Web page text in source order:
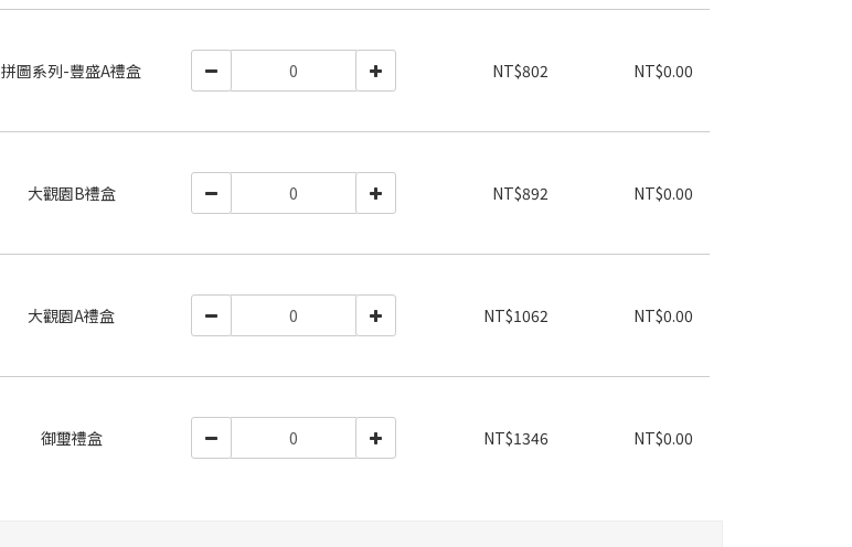
拼圖系列-豐盛A禮盒 NT$802 NT$0.00
大觀園B禮盒 NT$892 NT$0.00
大觀園A禮盒 NT$1062 NT$0.00
御璽禮盒 NT$1346 NT$0.00